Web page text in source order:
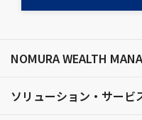
NOMURA WEALTH
ソリューション・サービ